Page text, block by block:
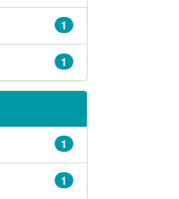
1
1
1
1